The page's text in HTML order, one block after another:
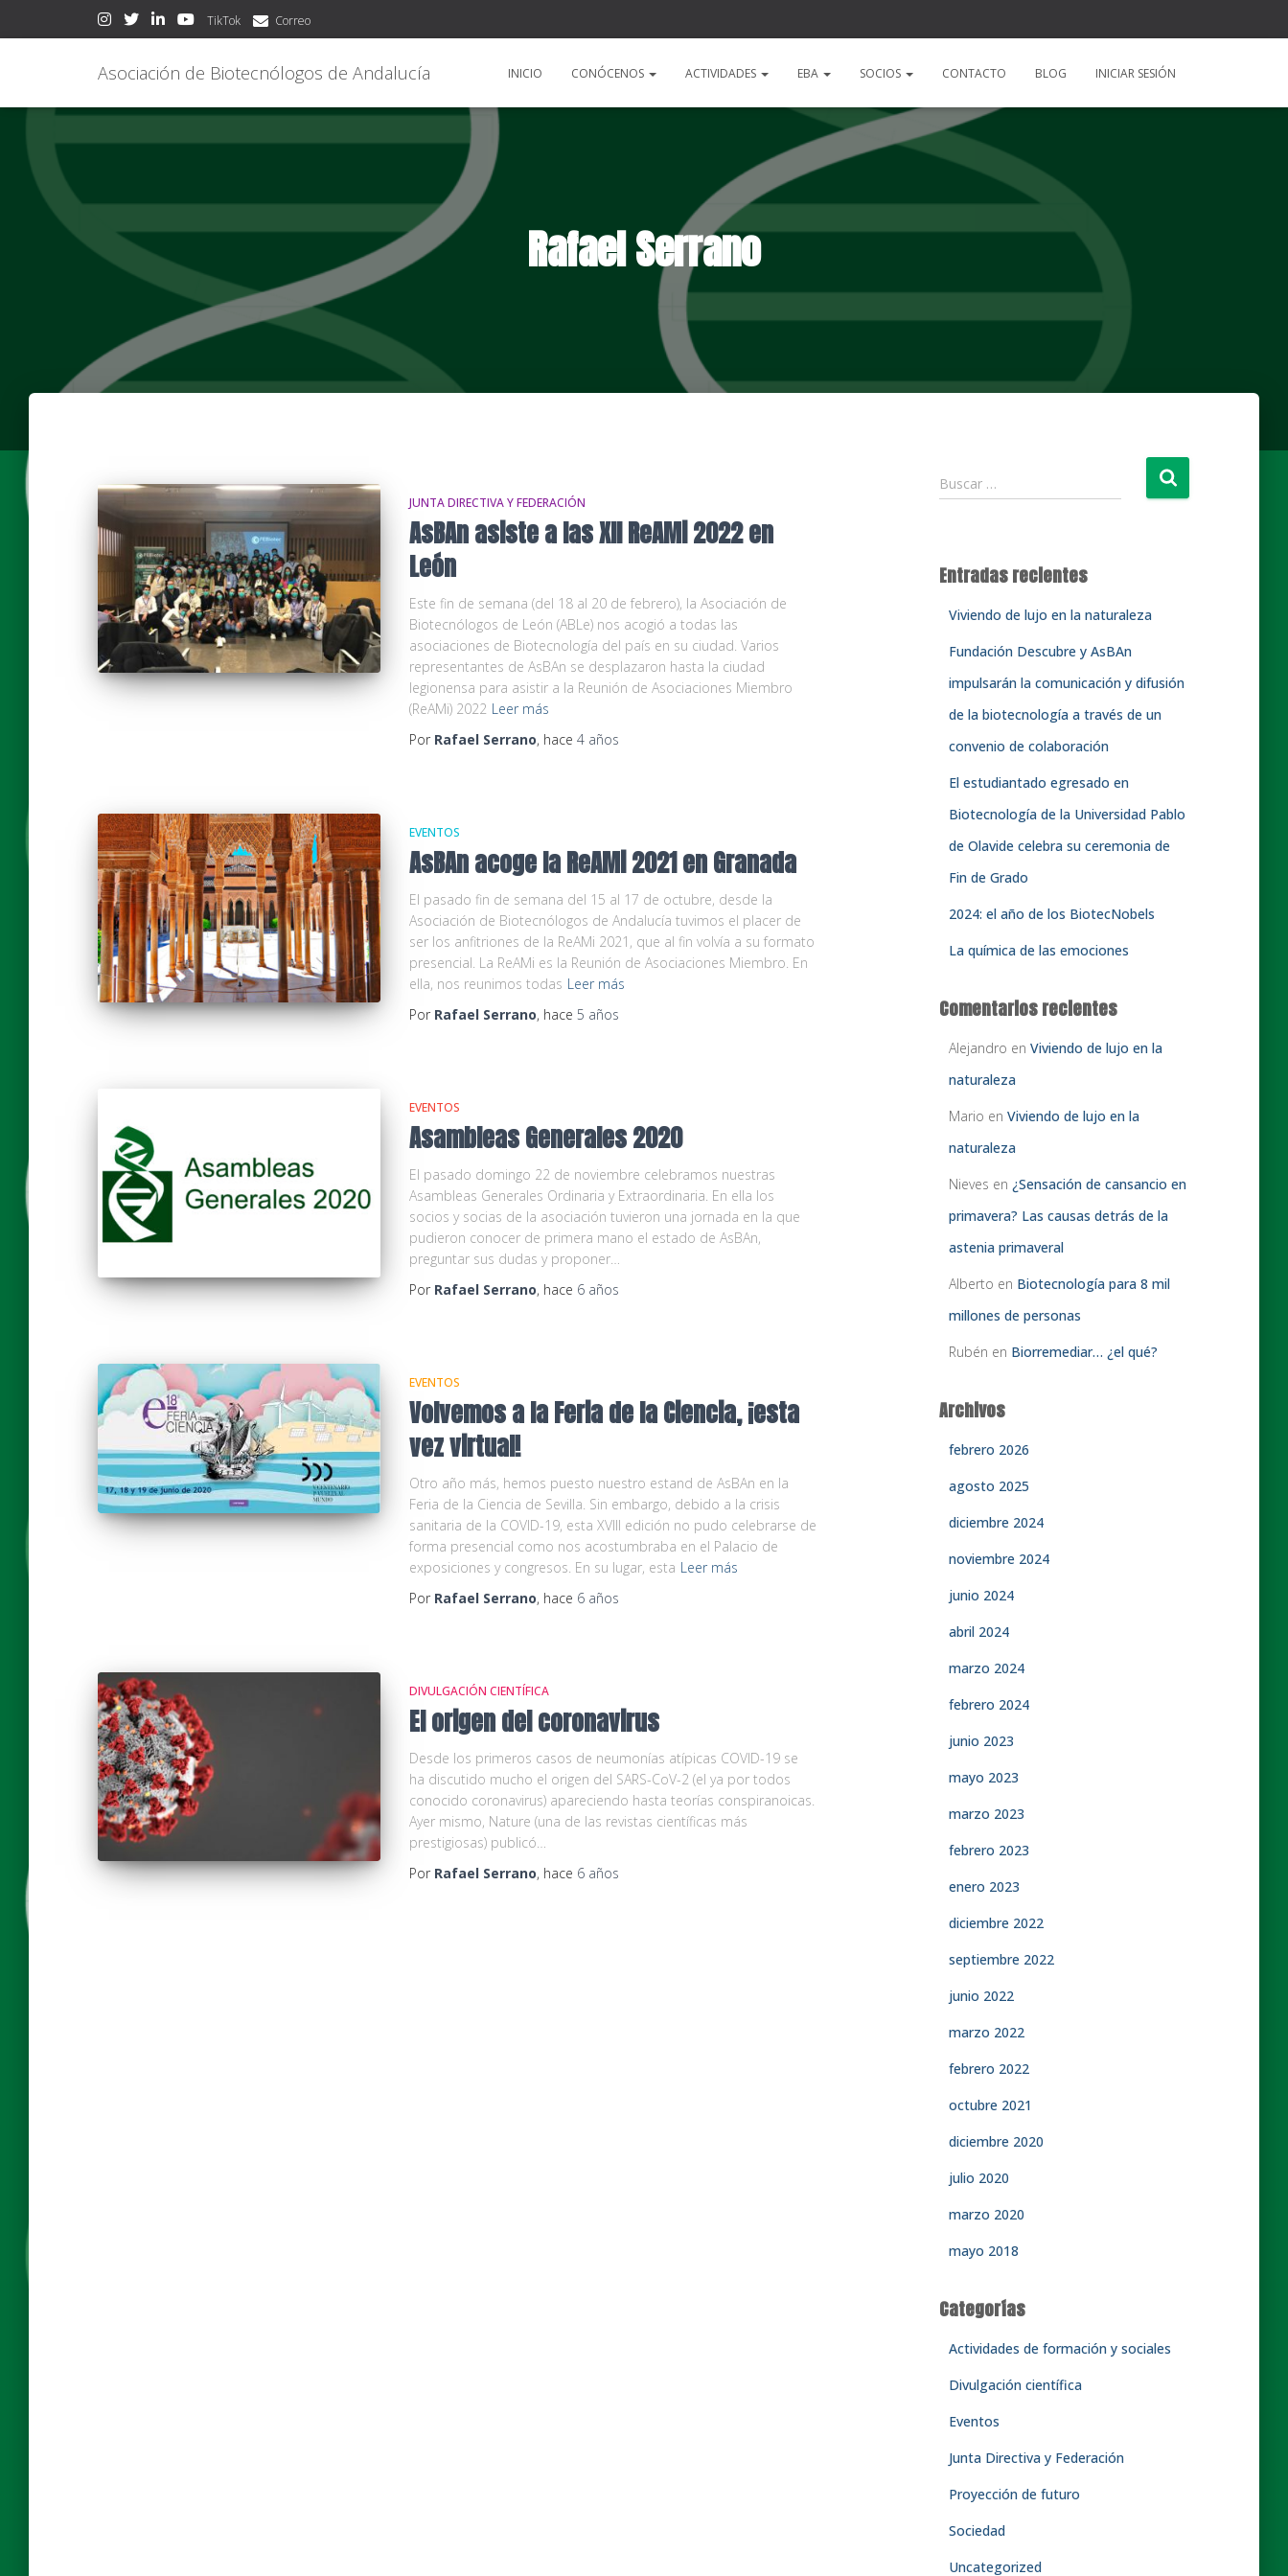
TikTok Correo
Asociación de Biotecnólogos de Andalucía INICIO CONÓCENOS ACTIVIDADES EBA SOCIOS CONTACTO BLOG INICIAR SESIÓN
Rafael Serrano
JUNTA DIRECTIVA Y FEDERACIÓN
AsBAn asiste a las XII ReAMi 2022 en
León
Este fin de semana (del 18 al 20 de febrero), la Asociación de
Biotecnólogos de León (ABLe) nos acogió a todas las
asociaciones de Biotecnología del país en su ciudad. Varios
representantes de AsBAn se desplazaron hasta la ciudad
legionensa para asistir a la Reunión de Asociaciones Miembro
(ReAMi) 2022 Leer más
Por Rafael Serrano, hace 4 años
EVENTOS
AsBAn acoge la ReAMi 2021 en Granada
El pasado fin de semana del 15 al 17 de octubre, desde la
Asociación de Biotecnólogos de Andalucía tuvimos el placer de
ser los anfitriones de la ReAMi 2021, que al fin volvía a su formato
presencial. La ReAMi es la Reunión de Asociaciones Miembro. En
ella, nos reunimos todas Leer más
Por Rafael Serrano, hace 5 años
EVENTOS
Asambleas Generales 2020
El pasado domingo 22 de noviembre celebramos nuestras
Asambleas Generales Ordinaria y Extraordinaria. En ella los
socios y socias de la asociación tuvieron una jornada en la que
pudieron conocer de primera mano el estado de AsBAn,
preguntar sus dudas y proponer…
Por Rafael Serrano, hace 6 años
EVENTOS
Volvemos a la Feria de la Ciencia, ¡esta
vez virtual!
Otro año más, hemos puesto nuestro estand de AsBAn en la
Feria de la Ciencia de Sevilla. Sin embargo, debido a la crisis
sanitaria de la COVID-19, esta XVIII edición no pudo celebrarse de
forma presencial como nos acostumbraba en el Palacio de
exposiciones y congresos. En su lugar, esta Leer más
Por Rafael Serrano, hace 6 años
DIVULGACIÓN CIENTÍFICA
El origen del coronavirus
Desde los primeros casos de neumonías atípicas COVID-19 se
ha discutido mucho el origen del SARS-CoV-2 (el ya por todos
conocido coronavirus) apareciendo hasta teorías conspiranoicas.
Ayer mismo, Nature (una de las revistas científicas más
prestigiosas) publicó…
Por Rafael Serrano, hace 6 años
B
u
r
Buscar …
Entradas recientes
Viviendo de lujo en la naturaleza
Fundación Descubre y AsBAn
impulsarán la comunicación y difusión
de la biotecnología a través de un
convenio de colaboración
El estudiantado egresado en
Biotecnología de la Universidad Pablo
de Olavide celebra su ceremonia de
Fin de Grado
2024: el año de los BiotecNobels
La química de las emociones
Comentarios recientes
Alejandro en Viviendo de lujo en la
naturaleza
Mario en Viviendo de lujo en la
naturaleza
Nieves en ¿Sensación de cansancio en
primavera? Las causas detrás de la
astenia primaveral
Alberto en Biotecnología para 8 mil
millones de personas
Rubén en Biorremediar… ¿el qué?
Archivos
febrero 2026
agosto 2025
diciembre 2024
noviembre 2024
junio 2024
abril 2024
marzo 2024
febrero 2024
junio 2023
mayo 2023
marzo 2023
febrero 2023
enero 2023
diciembre 2022
septiembre 2022
junio 2022
marzo 2022
febrero 2022
octubre 2021
diciembre 2020
julio 2020
marzo 2020
mayo 2018
Categorías
Actividades de formación y sociales
Divulgación científica
Eventos
Junta Directiva y Federación
Proyección de futuro
Sociedad
Uncategorized